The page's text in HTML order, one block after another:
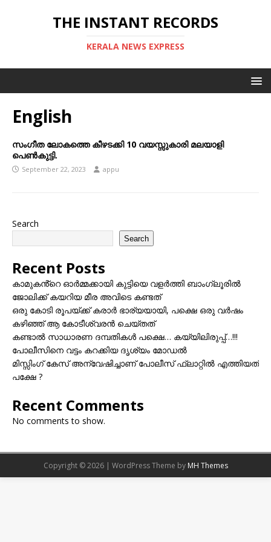
THE INSTANT RECORDS
KERALA NEWS EXPRESS
English
സംഗീത ലോകത്തെ കീഴടക്കി 10 വയസ്സുകാരി മലയാളി
പെൺകുട്ടി.
September 22, 2023 appu
Search
Search
Recent Posts
കാമുകൻ്റെ ഓർമ്മക്കായി കുട്ടിയെ വളർത്തി ബാംഗ്ലൂരിൽ
ജോലിക്ക് കയറിയ മീര അവിടെ കണ്ടത്
ഒരു കോടി രൂപയ്ക്ക് കരാർ ഭാര്യയായി, പക്ഷെ ഒരു വർഷം
കഴിഞ്ഞ് ആ കോടീശ്വരൻ ചെയ്തത്
കണ്ടാൽ സാധാരണ ദമ്പതികൾ പക്ഷെ… കയ്യിലിരുപ്പ്…!!!
പോലീസിനെ വട്ടം കറക്കിയ ദൃശ്യം മോഡല്‍
മിസ്സിംഗ് കേസ് അന്വേഷിച്ചാണ് പോലീസ് ഫ്ലാറ്റിൽ എത്തിയത്
പക്ഷേ ?
Recent Comments
No comments to show.
Copyright © 2026 | WordPress Theme by MH Themes